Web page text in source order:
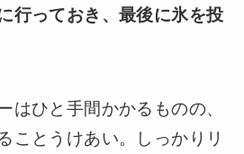
行っておき、最後に氷を投
はひと手間かかるものの、
ことうけあい。しっかりリ